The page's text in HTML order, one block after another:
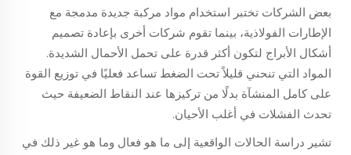
بعض الشركات تختبر استخدام مواد مركبة جديدة مدمجة مع
الإطارات الفولاذية، بينما تقوم شركات أخرى بإعادة تصميم
أشكال الأبراج لتكون أكثر قدرة على تحمل الأحمال الشديدة.
المواد التي تنحني قليلاً تحت الضغط تساعد فعليًا في توزيع القوة
على كامل المنشآة بدلًا من تركيزها عند النقاط الضعيفة حيث
تحدث الفشلات في أغلب الأحيان.
تشير دراسة الحالات الواقعية إلى ما هو فعال وما هو غير ذلك في